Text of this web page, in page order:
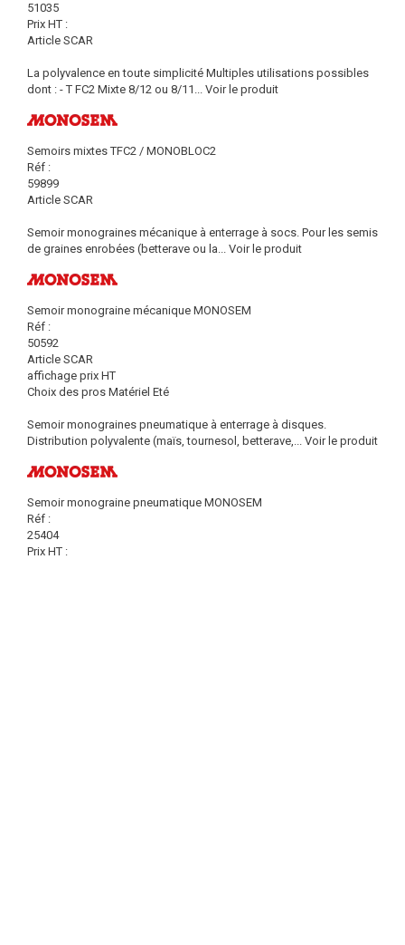
51035
Prix HT :
Article SCAR
La polyvalence en toute simplicité Multiples utilisations possibles
dont : - T FC2 Mixte 8/12 ou 8/11... Voir le produit
Semoirs mixtes TFC2 / MONOBLOC2
Réf :
59899
Article SCAR
Semoir monograines mécanique à enterrage à socs. Pour les semis
de graines enrobées (betterave ou la... Voir le produit
Semoir monograine mécanique MONOSEM
Réf :
50592
Article SCAR
affichage prix HT
Choix des pros Matériel Eté
Semoir monograines pneumatique à enterrage à disques.
Distribution polyvalente (maïs, tournesol, betterave,... Voir le produit
Semoir monograine pneumatique MONOSEM
Réf :
25404
Prix HT :